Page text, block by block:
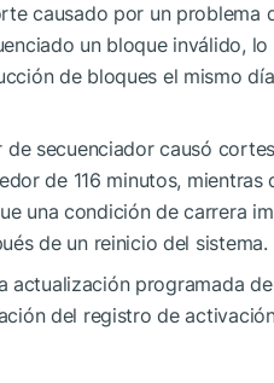
causado por un problema
un bloque inválido,
de bloques el mismo
de secuenciador causó
de 116 minutos,
una condición de carrera
de un reinicio del sistema.
programada
del registro de